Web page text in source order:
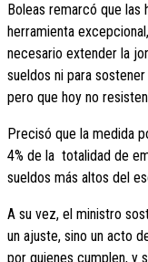
Boleas remarcó que las
herramienta
necesario extender la
sueldos ni para
pero que hoy no
Precisó que la medida
4% de la totalidad de
sueldos más altos del
A su vez, el ministro
un ajuste, sino un acto
por quienes cumplen, y